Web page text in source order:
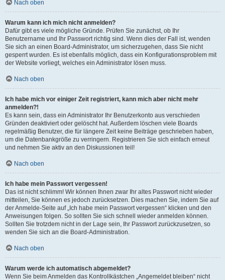
Nach oben
Warum kann ich mich nicht anmelden?
Dafür gibt es viele mögliche Gründe. Prüfen Sie zunächst, ob Ihr
Benutzername und Ihr Passwort richtig sind. Wenn dies der Fall ist, wenden
Sie sich an einen Board-Administrator, um sicherzugehen, dass Sie nicht
gesperrt wurden. Es ist ebenfalls möglich, dass ein Konfigurationsproblem mit
der Website vorliegt, welches ein Administrator lösen muss.
Nach oben
Ich habe mich vor einiger Zeit registriert, kann mich aber nicht mehr
anmelden?!
Es kann sein, dass ein Administrator Ihr Benutzerkonto aus verschieden
Gründen deaktiviert oder gelöscht hat. Außerdem löschen viele Boards
regelmäßig Benutzer, die für längere Zeit keine Beiträge geschrieben haben,
um die Datenbankgröße zu verringern. Registrieren Sie sich einfach erneut
und nehmen Sie aktiv an den Diskussionen teil!
Nach oben
Ich habe mein Passwort vergessen!
Das ist nicht schlimm! Wir können Ihnen zwar Ihr altes Passwort nicht wieder
mitteilen, Sie können es jedoch zurücksetzen. Dies machen Sie, indem Sie auf
der Anmelde-Seite auf „Ich habe mein Passwort vergessen“ klicken und den
Anweisungen folgen. So sollten Sie sich schnell wieder anmelden können.
Sollten Sie trotzdem nicht in der Lage sein, Ihr Passwort zurückzusetzen, so
wenden Sie sich an die Board-Administration.
Nach oben
Warum werde ich automatisch abgemeldet?
Wenn Sie beim Anmelden das Kontrollkästchen „Angemeldet bleiben“ nicht